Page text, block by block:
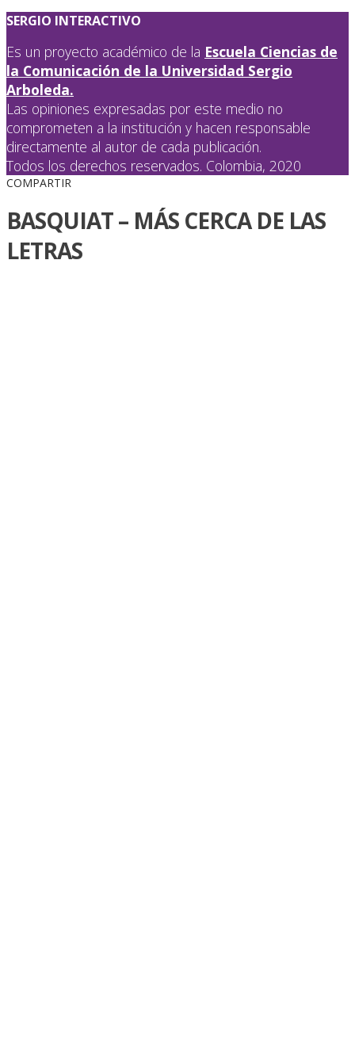
SERGIO INTERACTIVO
Es un proyecto académico de la Escuela Ciencias de
la Comunicación de la Universidad Sergio
Arboleda.
Las opiniones expresadas por este medio no
comprometen a la institución y hacen responsable
directamente al autor de cada publicación.
Todos los derechos reservados. Colombia, 2020
COMPARTIR
BASQUIAT – MÁS CERCA DE LAS
LETRAS